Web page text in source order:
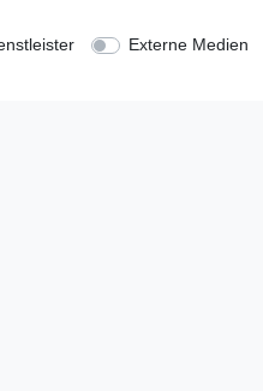
Über uns
Externe Medien